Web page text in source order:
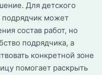
Для детского
подрядчик может
состав работ, но
подрядчика, а
конкретной зоне
помогает раскрыть